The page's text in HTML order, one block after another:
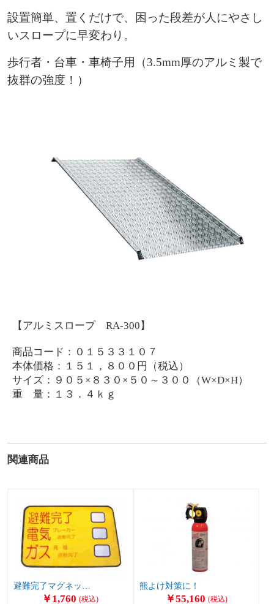
設置簡単、置くだけで、困った段差が人にやさし
いスロープに早変わり。
歩行者・台車・車椅子用（3.5mm厚のアルミ製で
抜群の強度！）
【アルミスロープ RA-300】
商品コード：０１５３３１０７
本体価格：１５１，８００円（税込）
サイズ：９０５×８３０×５０～３００（W×D×H）
重 量：１３．４ｋｇ
関連商品
避難完了マグネッ…
￥1,760(税込)
熊よけ対策に！
￥55,160(税込)